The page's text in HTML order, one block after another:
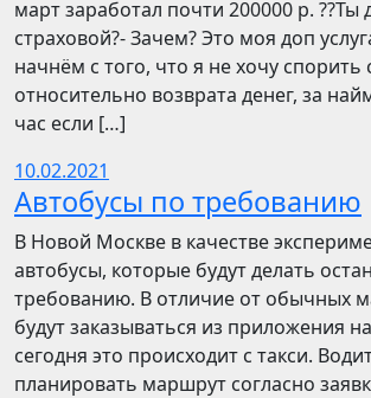
март заработал почти 200000 р. ??Ты
страховой?- Зачем? Это моя доп
начнём с того, что я не хочу спорить
относительно возврата денег, за
час если […]
10.02.2021
Автобусы по требованию
В Новой Москве в качестве
автобусы, которые будут делать
требованию. В отличие от обычных
будут заказываться из приложения
сегодня это происходит с такси.
планировать маршрут согласно